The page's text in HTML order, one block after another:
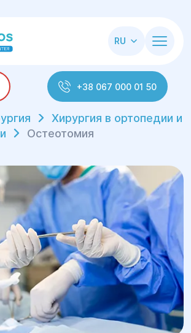
RU
+38 067 000 01 50
Хирургия в ортопедии и
Остеотомия